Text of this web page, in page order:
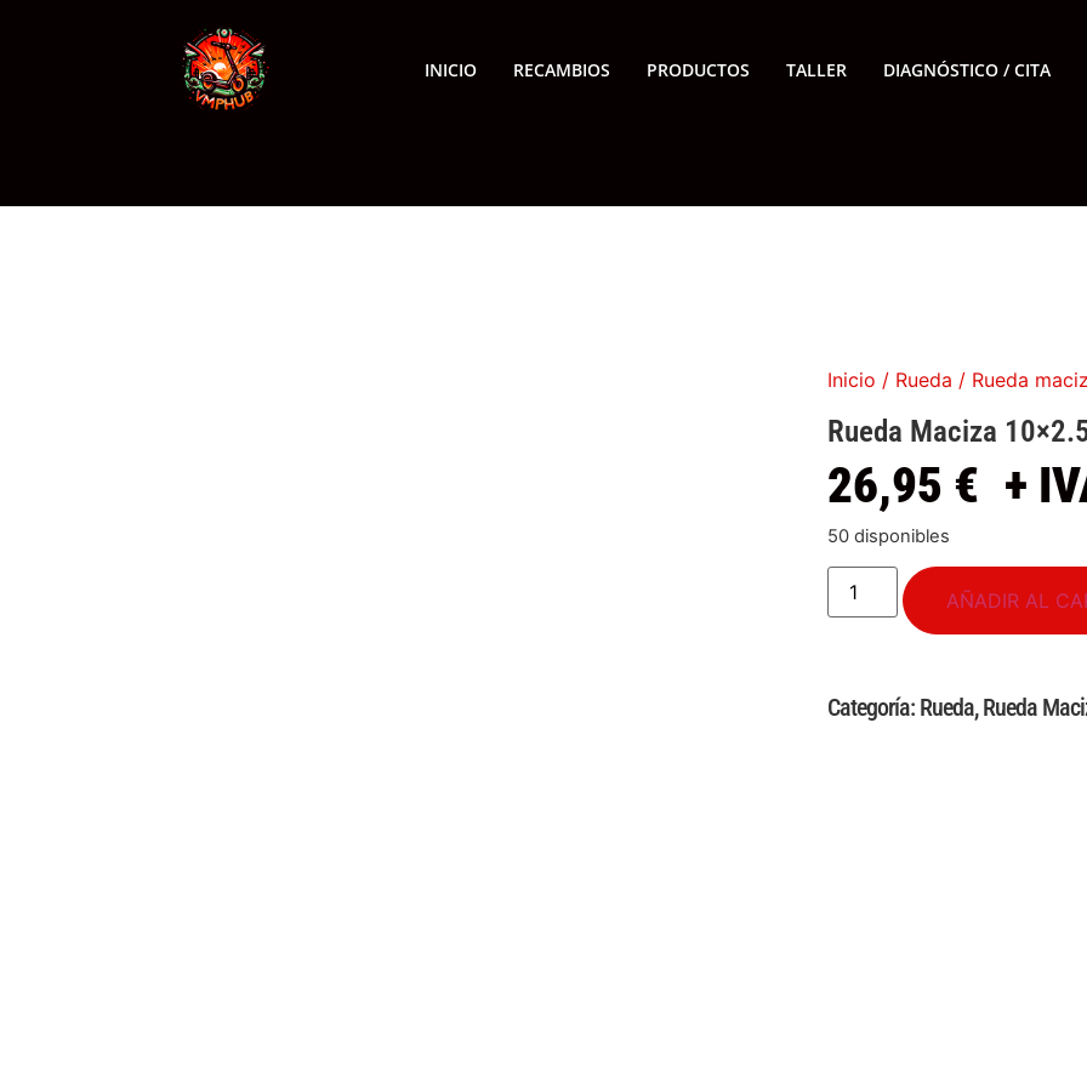
INICIO RECAMBIOS PRODUCTOS TALLER DIAGNÓSTICO / CITA
Inicio / Rueda / Rueda
Rueda Maciza
26,95 € +
50 disponibles
AÑADIR AL
Categoría: Rueda,Rueda